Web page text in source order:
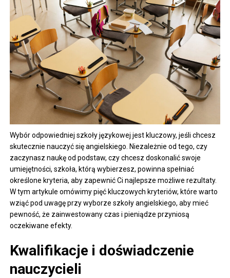
Wybór odpowiedniej szkoły językowej jest kluczowy, jeśli chcesz
skutecznie nauczyć się angielskiego. Niezależnie od tego, czy
zaczynasz naukę od podstaw, czy chcesz doskonalić swoje
umiejętności, szkoła, którą wybierzesz, powinna spełniać
określone kryteria, aby zapewnić Ci najlepsze możliwe rezultaty.
W tym artykule omówimy pięć kluczowych kryteriów, które warto
wziąć pod uwagę przy wyborze szkoły angielskiego, aby mieć
pewność, że zainwestowany czas i pieniądze przyniosą
oczekiwane efekty.
Kwalifikacje i doświadczenie
nauczycieli